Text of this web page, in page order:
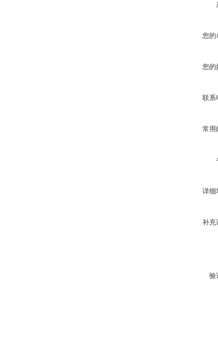
您的
您的
联系
常用
详细
补充
验